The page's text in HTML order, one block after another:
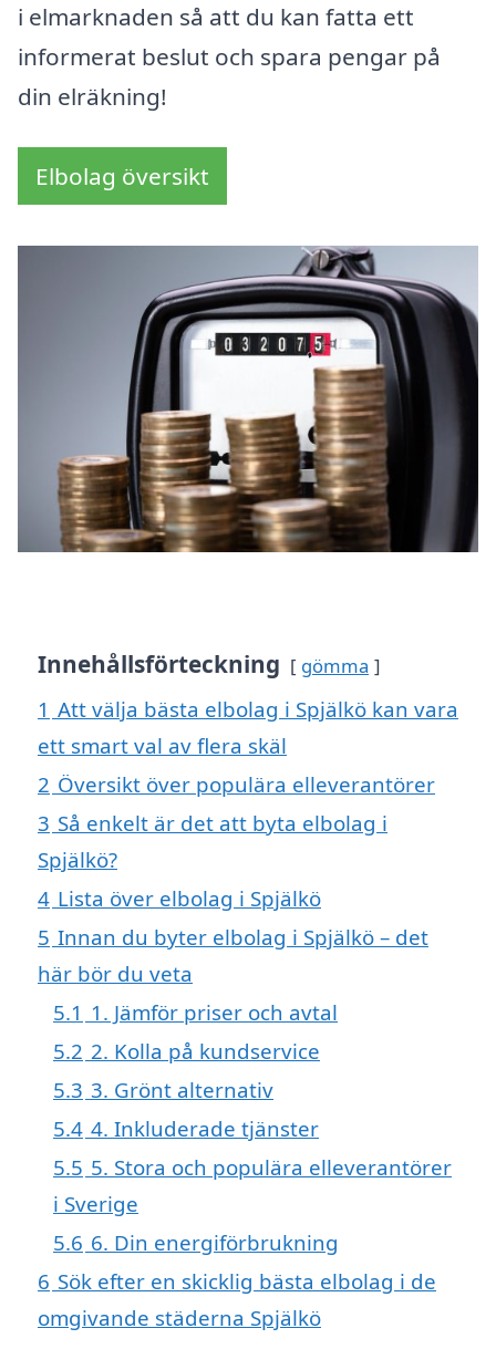
i elmarknaden så att du kan fatta ett
informerat beslut och spara pengar på
din elräkning!
Elbolag översikt
Innehållsförteckning gömma
1 Att välja bästa elbolag i Spjälkö kan vara
ett smart val av flera skäl
2 Översikt över populära elleverantörer
3 Så enkelt är det att byta elbolag i
Spjälkö?
4 Lista över elbolag i Spjälkö
5 Innan du byter elbolag i Spjälkö – det
här bör du veta
5.1 1. Jämför priser och avtal
5.2 2. Kolla på kundservice
5.3 3. Grönt alternativ
5.4 4. Inkluderade tjänster
5.5 5. Stora och populära elleverantörer
i Sverige
5.6 6. Din energiförbrukning
6 Sök efter en skicklig bästa elbolag i de
omgivande städerna Spjälkö